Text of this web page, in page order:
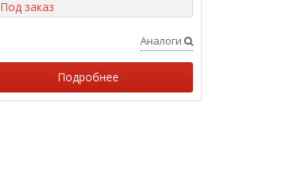
Под заказ
Аналоги
Подробнее